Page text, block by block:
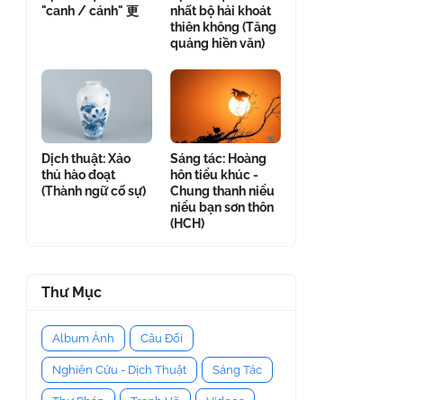
"canh / cánh" 更
nhất bộ hải khoát
thiên không (Tăng
quảng hiền văn)
Dịch thuật: Xảo
thủ hào đoạt
(Thành ngữ cố sự)
Sáng tác: Hoàng
hôn tiểu khúc -
Chung thanh niểu
niểu bạn sơn thôn
(HCH)
Thư Mục
Album Ảnh Câu Đối
Nghiên Cứu - Dịch Thuật Sáng Tác